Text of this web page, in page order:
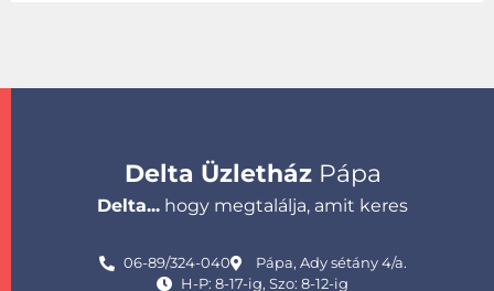
Delta ÜzletházPápa
Delta... hogy megtalálja, amit keres
06-89/324-040
Pápa, Ady sétány 4/a.
H-P: 8-17-ig, Szo: 8-12-ig